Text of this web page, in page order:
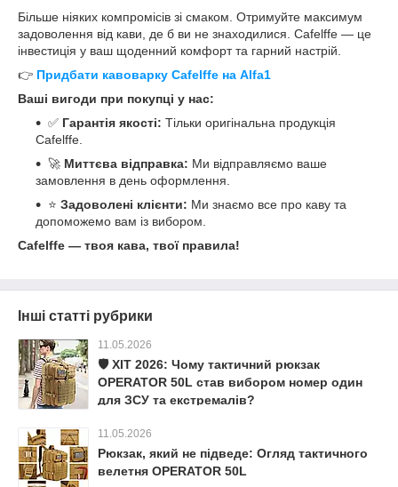
Більше ніяких компромісів зі смаком. Отримуйте максимум
задоволення від кави, де б ви не знаходилися. Cafelffe — це
інвестиція у ваш щоденний комфорт та гарний настрій.
👉 Придбати кавоварку Cafelffe на Alfa1
Ваші вигоди при покупці у нас:
✅ Гарантія якості: Тільки оригінальна продукція
Cafelffe.
🚀 Миттєва відправка: Ми відправляємо ваше
замовлення в день оформлення.
⭐ Задоволені клієнти: Ми знаємо все про каву та
допоможемо вам із вибором.
Cafelffe — твоя кава, твої правила!
Інші статті рубрики
11.05.2026
🛡️ ХІТ 2026: Чому тактичний рюкзак
OPERATOR 50L став вибором номер один
для ЗСУ та екстремалів?
11.05.2026
Рюкзак, який не підведе: Огляд тактичного
велетня OPERATOR 50L